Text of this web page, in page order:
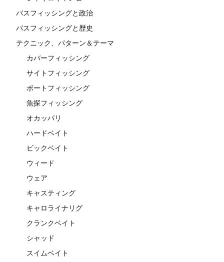
バスフィッシングと政治
バスフィッシングと歴史
テクニック、パターン＆テーマ
カバーフィッシング
サイトフィッシング
ボートフィッシング
魚探フィッシング
オカッパリ
ハードベイト
ビックベイト
ウィード
ウェア
キャスティング
キャロライナリグ
クランクベイト
シャッド
スイムベイト